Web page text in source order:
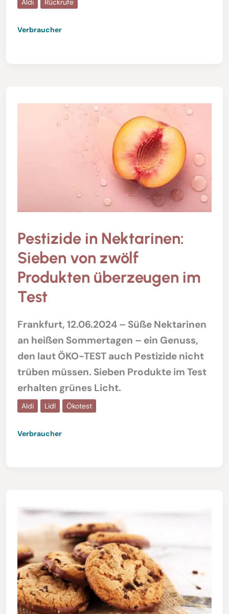
Aldi Rückrufe
Verbraucher
Pestizide in Nektarinen:
Sieben von zwölf
Produkten überzeugen im
Test
Frankfurt, 12.06.2024 – Süße Nektarinen
an heißen Sommertagen – ein Genuss,
den laut ÖKO-TEST auch Pestizide nicht
trüben müssen. Sieben Produkte im Test
erhalten grünes Licht.
Aldi Lidl Ökotest
Verbraucher